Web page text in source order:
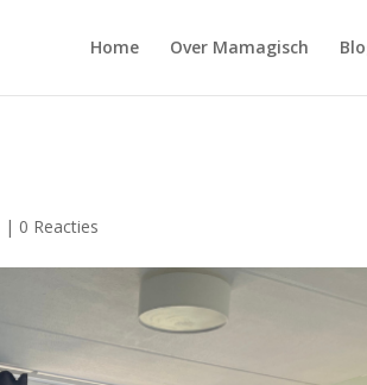
Home Over Mamagisch
| 0 Reacties